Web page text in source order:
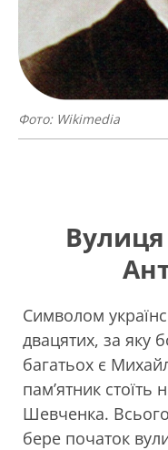
Фото: Wikimedia
Символом
двацятих, за яку
багатьох є
пам’ятник стоїть
Шевченка.
бере початок